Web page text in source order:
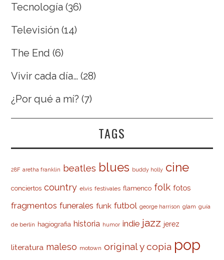
Tecnología (36)
Televisión (14)
The End (6)
Vivir cada día… (28)
¿Por qué a mí? (7)
TAGS
28F aretha franklin beatles blues buddy holly cine
conciertos country elvis festivales flamenco folk fotos
fragmentos funerales funk futbol george harrison glam guía
de berlín hagiografia historia humor indie jazz jerez
literatura maleso motown original y copia pop